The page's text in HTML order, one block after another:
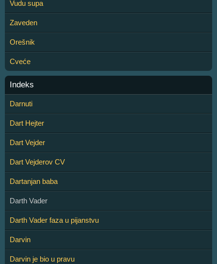
Vudu supa
Zaveden
Orešnik
Cveće
Indeks
Darnuti
Dart Hejter
Dart Vejder
Dart Vejderov CV
Dartanjan baba
Darth Vader
Darth Vader faza u pijanstvu
Darvin
Darvin je bio u pravu